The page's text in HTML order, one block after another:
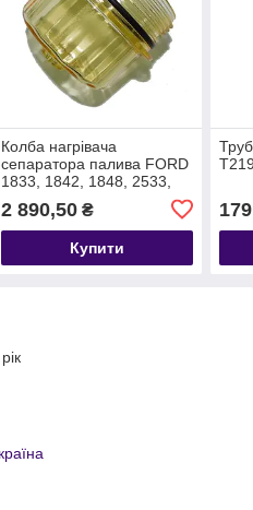
Колба нагрівача
сепаратора палива FORD
1833, 1842, 1848, 2533,
4142D, T215904
GC469W302AA
2 890,50₴
Купити